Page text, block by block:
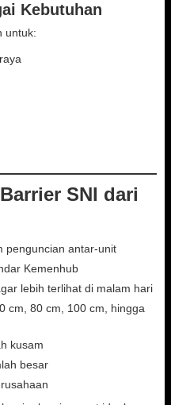
Kebutuhan
untuk:
SNI dari
penguncian antar-unit
Kemenhub
lebih terlihat di malam hari
cm, 80 cm, 100 cm, hingga
kusam
besar